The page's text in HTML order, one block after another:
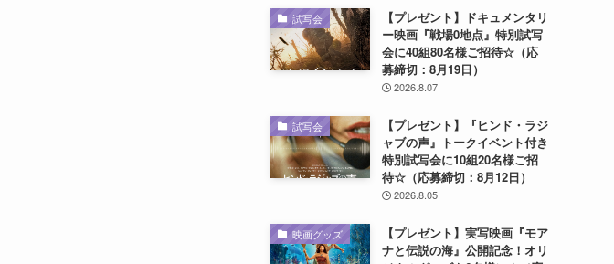
試写会
【プレゼント】ドキュメンタリ
ー映画『戦場0地点』特別試写
会に40組80名様ご招待☆（応
募締切：8月19日）
2026.8.07
試写会
【プレゼント】『ヒンド・ラジ
ャブの声』トークイベント付き
特別試写会に10組20名様ご招
待☆（応募締切：8月12日）
2026.8.05
映画グッズ
【プレゼント】実写映画『モア
ナと伝説の海』公開記念！オリ